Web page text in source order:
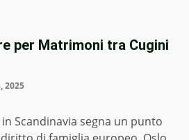
per Matrimoni tra Cugini
2025
Scandinavia segna un punto